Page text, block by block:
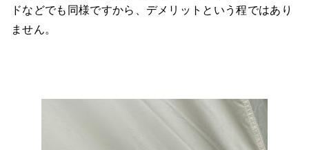
ドなどでも同様ですから、デメリットという程ではあり
ません。